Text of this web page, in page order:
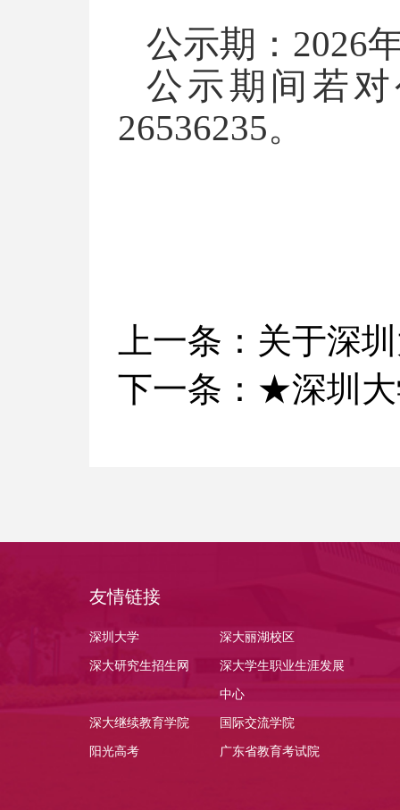
公示期：2026
公示期间若
26536235。
上一条： 关于深
下一条： ★深圳大
友情链接
深圳大学 深大丽湖校区
深大研究生招生网 深大学生职业生涯发展
中心
深大继续教育学院 国际交流学院
阳光高考 广东省教育考试院